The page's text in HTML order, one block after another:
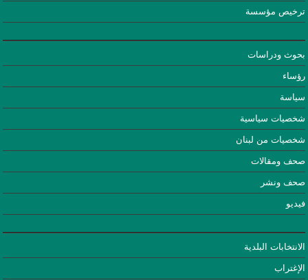
ترخيص مؤسسة
بحوث ودراسات
رؤساء
سياسة
شخصيات سياسية
شخصيات من لبنان
صحف ومقالات
صحف ونشر
فيديو
الانتخابات البلدية
الإغتراب